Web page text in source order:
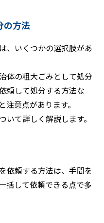
の方法
、いくつかの選択肢があ
体の粗大ごみとして処分
頼して処分する方法な
意点があります。
いて詳しく解説します。
依頼する方法は、手間を
括して依頼できる点で多